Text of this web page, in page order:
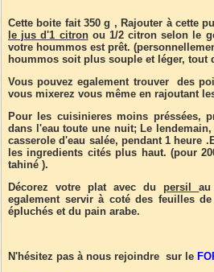
Cette boite fait 350 g , Rajouter à cette
le jus d'1 citronou 1/2 citron selon le
votre hoummos est prêt.
hoummos soit plus souple et léger, tout
Vous pouvez egalement trouver des
vous mixerez vous même en rajoutant
Pour les cuisinieres moins préssées,
dans l'eau toute une nuit; Le
casserole d'eau salée, pendant 1 heure
les ingredients cités plus haut. (pour
tahiné ).
Décorez votre plat avec dupersil
egalement servir à coté des feuilles
épluchés et du pain arabe.
N'hésitez pas à nous rejoindre sur le